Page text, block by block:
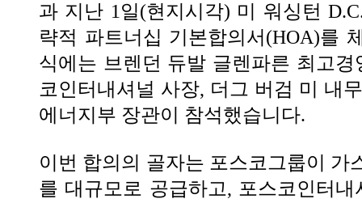
과 지난 1일(현지시각) 미 워싱턴
략적 파트너십 기본합의서(HOA)를
식에는 브렌던 듀발 글렌파른 최고경
코인터내셔널 사장, 더그 버검 미 내
에너지부 장관이 참석했습니다.
이번 합의의 골자는 포스코그룹이 가
를 대규모로 공급하고, 포스코인터